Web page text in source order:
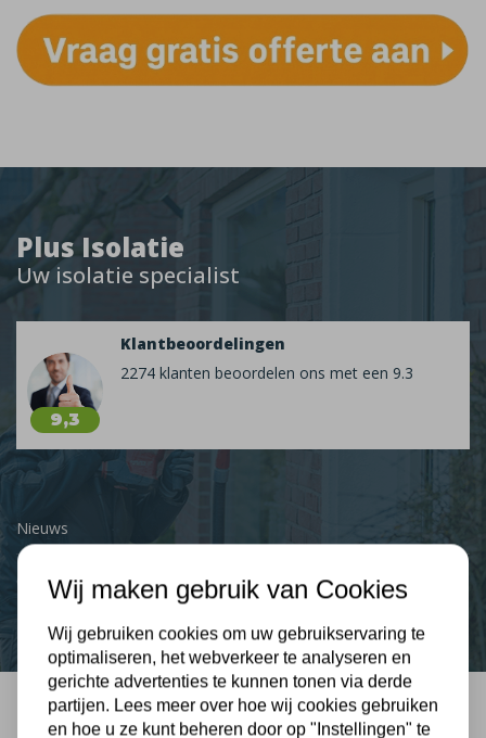
Plus Isolatie
Uw isolatie specialist
9,3
Klantbeoordelingen
2274 klanten beoordelen ons met een 9.3
Nieuws
ContactWij maken gebruik van Cookies
Wij gebruiken cookies om uw gebruikservaring te
optimaliseren, het webverkeer te analyseren en
gerichte advertenties te kunnen tonen via derde
partijen. Lees meer over hoe wij cookies gebruiken
en hoe u ze kunt beheren door op "Instellingen" te